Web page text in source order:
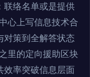
联络名单或是提供
心上写信息技术合
对策到全解答状态
里的定向援助区块
效率突破信息层面